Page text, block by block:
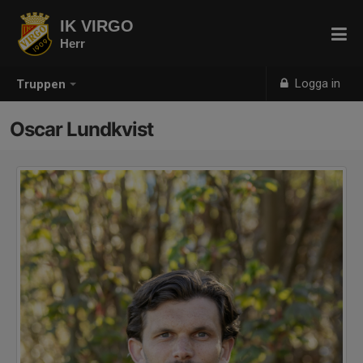
Truppen Logga in
IK VIRGO
Herr
Oscar Lundkvist